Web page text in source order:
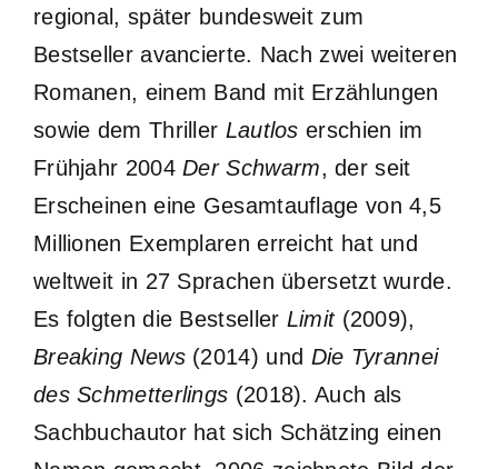
regional, später bundesweit zum
Bestseller avancierte. Nach zwei weiteren
Romanen, einem Band mit Erzählungen
sowie dem Thriller Lautlos erschien im
Frühjahr 2004Der Schwarm, der seit
Erscheinen eine Gesamtauflage von 4,5
Millionen Exemplaren erreicht hat und
weltweit in 27 Sprachen übersetzt wurde.
Es folgten die Bestseller Limit(2009),
Breaking News(2014) und Die Tyrannei
des Schmetterlings (2018). Auch als
Sachbuchautor hat sich Schätzing einen